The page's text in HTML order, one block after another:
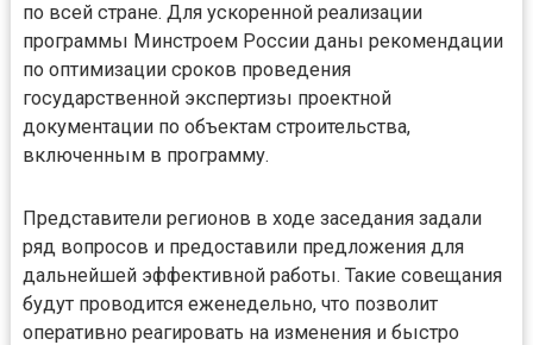
по всей стране. Для ускоренной реализации
программы Минстроем России даны рекомендации
по оптимизации сроков проведения
государственной экспертизы проектной
документации по объектам строительства,
включенным в программу.
Представители регионов в ходе заседания задали
ряд вопросов и предоставили предложения для
дальнейшей эффективной работы. Такие совещания
будут проводится еженедельно, что позволит
оперативно реагировать на изменения и быстро